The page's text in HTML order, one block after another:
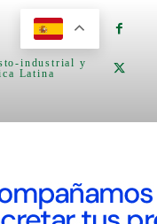
industrial y
Latina